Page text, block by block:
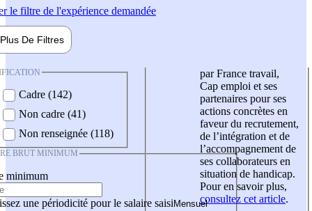
le filtre de l'expérience demandée
Plus De Filtres
Cadre (142)
Non cadre (41)
Non renseignée (118)
BRUT MINIMUM
minimum
une périodicité pour le salaire saisi
par France travail,
Cap emploi et ses
partenaires pour ses
actions concrètes en
faveur du recrutement,
de l’intégration et de
l’accompagnement de
ses collaborateurs en
situation de handicap.
Pour en savoir plus,
consultez cet article.